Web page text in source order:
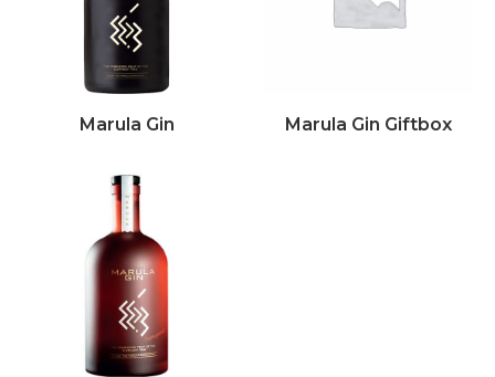
Marula Gin Marula Gin Giftbox